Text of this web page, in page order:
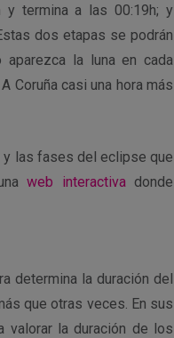
y termina a las 00:19h; y
dos etapas se podrán
aparezca la luna en cada
Coruña casi una hora más
y las fases del eclipse que
web interactivadonde
determina la duración del
que otras veces. En sus
valorar la duración de los